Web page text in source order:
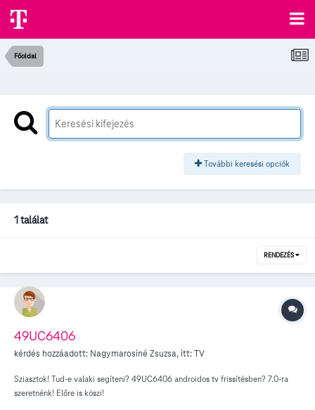
Főoldal
További keresési opciók
1 találat
RENDEZÉS
49UC6406
kérdés hozzáadott: Nagymarosiné Zsuzsa, itt:TV
Sziasztok! Tud-e valaki segíteni? 49UC6406 androidos tv frissítésben? 7.0-ra
szeretnénk! Előre is köszi!